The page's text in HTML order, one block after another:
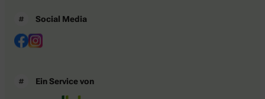
Social Media
Ein Service von